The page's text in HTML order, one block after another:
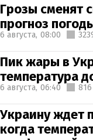
Грозы сменят
прогноз
6 августа, 08:00
Пик жары в
температура
6 августа, 06:40 816
Украину ждет
когда